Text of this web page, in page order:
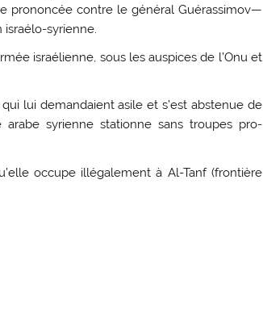
prononcée contre le général Guérassimov—
syrienne.
israélienne, sous les auspices de l’Onu et
lui demandaient asile et s’est abstenue de
syrienne stationne sans troupes pro-
occupe illégalement à Al-Tanf (frontière